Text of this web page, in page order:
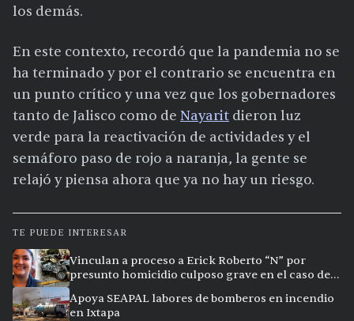
los demás.
En este contexto, recordó que la pandemia no se
ha terminado y por el contrario se encuentra en
un punto crítico y una vez que los gobernadores
tanto de Jalisco como de Nayarit dieron luz
verde para la reactivación de actividades y el
semáforo paso de rojo a naranja, la gente se
relajó y piensa ahora que ya no hay un riesgo.
TE PUEDE INTERESAR
Vinculan a proceso a Erick Roberto “N” por
presunto homicidio culposo grave en el caso de
Apoya SEAPAL labores de bomberos en incendio
en Ixtapa